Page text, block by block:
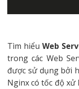
Tìm hiểuWeb
trong các Web
được sử dụng bởi
Nginx có tốc độ xử